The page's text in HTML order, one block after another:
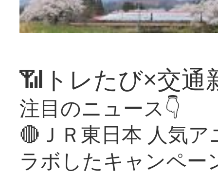
📶トレたび×交通
注目のニュース👇
🔴ＪＲ東日本 人気
ラボしたキャンペー